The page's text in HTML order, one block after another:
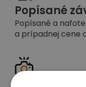
Popísané
Popísané a
a prípadnej cene